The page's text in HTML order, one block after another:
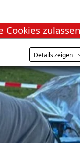
Cookies zulassen
Details zeigen
abgedichtet.